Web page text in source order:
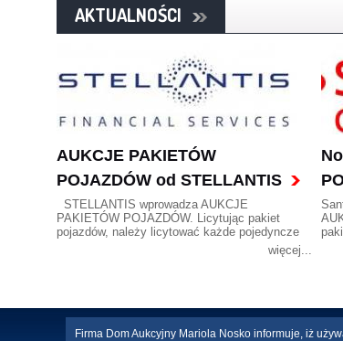
AKTUALNOŚCI
AUKCJE PAKIETÓW
POJAZDÓW od STELLANTIS
STELLANTIS wprowadza AUKCJE
PAKIETÓW POJAZDÓW. Licytując pakiet
pojazdów, należy licytować każde pojedyncze
więcej...
Firma Dom Aukcyjny Mariola Nosko informuje, iż